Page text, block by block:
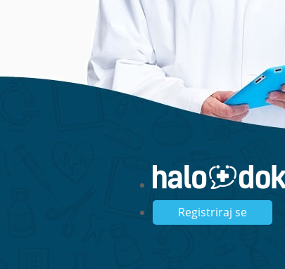
Registriraj se